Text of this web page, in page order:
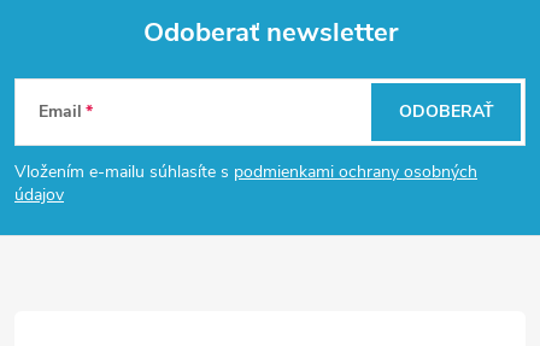
Z
á
p
Odoberať newsletter
Email
Vložením e-mailu súhlasíte s podmienkami ochrany osobných
údajov
ODOBERAŤ